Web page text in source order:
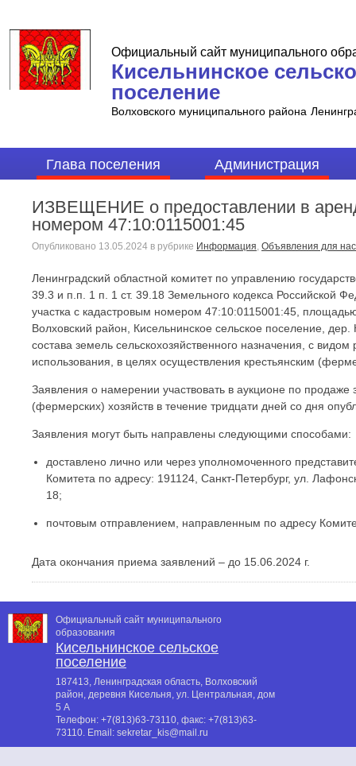
Официальный сайт муниципального
Кисельнинское
поселение
Волховского муниципального района
Глава поселения Администрация
ИЗВЕЩЕНИЕ о предоставлении в
номером 47:10:0115001:45
Опубликовано 13.05.2024 в рубрике Информация, Объявления для
Ленинградский областной комитет по управлению
39.3 и п.п. 1 п. 1 ст. 39.18 Земельного кодекса Российской
участка с кадастровым номером 47:10:0115001:45,
Волховский район, Кисельнинское сельское поселение,
состава земель сельскохозяйственного назначения, с
использования, в целях осуществления крестьянским
Заявления о намерении участвовать в аукционе по продаже
(фермерских) хозяйств в течение тридцати дней со дня
Заявления могут быть направлены следующими способами:
доставлено лично или через уполномоченного
Комитета по адресу: 191124, Санкт-Петербург, ул.
18;
почтовым отправлением, направленным по адресу
Дата окончания приема заявлений – до 15.06.2024 г.
Официальный сайт муниципального
образования
Кисельнинское сельское
поселение
187413, Ленинградская область, Волховский
район, деревня Кисельня, ул. Центральная, дом
5 А
Телефон: +7(813)63-73110, факс: +7(813)63-
73110. Email: sekretar_kis@mail.ru